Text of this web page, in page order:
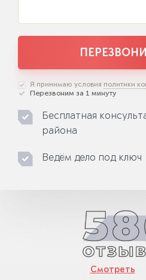
Я принимаю условия политики
Перезвоним за 1 минуту
Бесплатная
района
Ведём дело под ключ
Смотреть